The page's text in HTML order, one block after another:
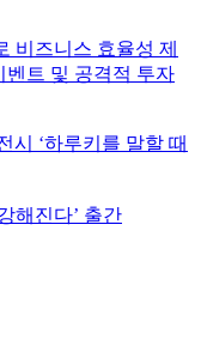
비즈니스 효율성 제
벤트 및 공격적 투자
시 ‘하루키를 말할 때
해진다’ 출간